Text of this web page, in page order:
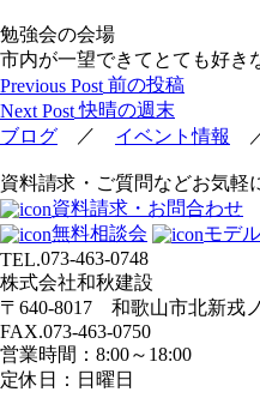
勉強会の会場
市内が一望できてとても好き
投
稿
ナ
ゲ
ー
シ
ョ
ン
Previous Post 前の投稿
Next Post快晴の週末
ブログ ／ イベント情報
資料請求・ご質問などお気軽
資料請求・お問合わせ
無料相談会
モデ
TEL.073-463-0748
株式会社和秋建設
〒640-8017 和歌山市北新戎
FAX.073-463-0750
営業時間：8:00～18:00
定休日：日曜日